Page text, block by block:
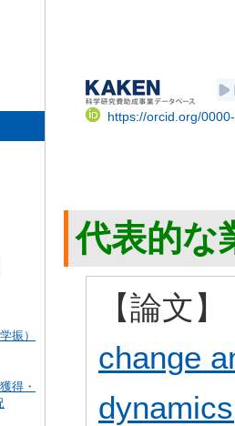
振）
得・
https://orcid.org/
代表的な
【論文】
change